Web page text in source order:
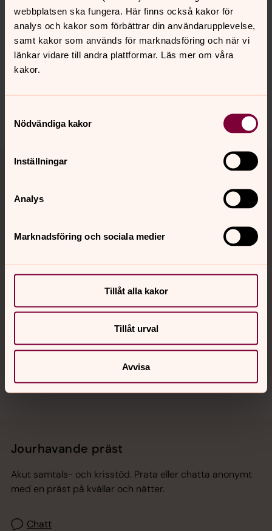
webbplatsen ska fungera. Här finns också kakor för
analys och kakor som förbättrar din användarupplevelse,
samt kakor som används för marknadsföring och när vi
länkar vidare till andra plattformar. Läs mer om våra
kakor.
Nödvändiga kakor
Inställningar
Analys
Marknadsföring och sociala medier
Tillåt alla kakor
Tillåt urval
Avvisa
Senast ändrad 30 oktober 2024
Synpunkter eller frågor på sidans
innehåll?
hoerby.forsamling@svenskakyrkan.se
Dela
Kalender
Hitta snabbt
Sociala kanaler
Jourhavande präst
Akut samtals- och krisstöd. Prata eller chatta anonymt
med en präst på kvällar och nätter.
Chatt